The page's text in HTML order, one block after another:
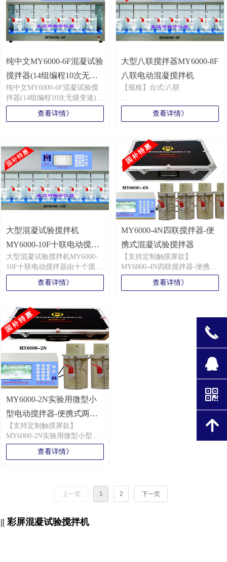
自如，全球通用
★、烧杯底座有冷光照明光
源，观察絮凝更方便
★、售后优，免费 质保三年
自动计算GT值等智能操作，深
受各界用户称赞。
计算等多功能均可轻松搞定，
同时具备智能语音提示。
MY6000-6G混凝实验用六联搅
拌器-实验室程控六联搅拌机装
小、综合计数准2、屏显大，高
清显示3、垂直升降，利于矾花
形成，4、一体化设计，移动方
便，5、一机双系统中英双界面
切换自如。
纯中文MY6000-6F混凝试验
搅拌器(14组编程10次无级
变速)
纯中文MY6000-6F混凝试验搅
拌器(14组编程10次无级变速)纯
中文系统操作简单，14种可设
程序无级变速 10次，步进电机
转/分转速设置，整机采用一体
化设计，外形整洁，美观。
查看详情》
大型八联搅拌器MY6000-8F
八联电动混凝搅拌机
【规格】台式/八联
【型号】MY6000-8F
【运行方式】同步运行
MY3000-8F八联电动搅拌机是
一款大型多联搅拌器，一次性
搅拌容量在8~16L,是根据用户
实际需求而研发，它在高性能
搅拌机中具有代表性，是一款
具备高生效率、高智能化、高
可靠性、高环保性的电动搅拌
机。
查看详情》
大型混凝试验搅拌机
MY6000-10F十联电动搅拌
器
大型混凝试验搅拌机MY6000-
10F十联电动搅拌器由十个搅拌
头+十个搅拌电机连接而成，搅
拌平稳，计数准，微控操作，
输入，工艺性能优异，让水处
理混凝实验得心应手。
主要参数：
规格：台式/十联
转速范围：10～ 1000转/分
速度梯度：10～ 1000秒 -1
时间范围：0～99 分59秒 x
10 ± 0.01秒
测温范围/℃：0 ～50 ± 0.1
可设程序数量：20种（每种自
动无级变速10次）
搅拌容量/L：10L
搅拌功率/W：120W
尺寸/CM：145*25*55
重量/Kg：48Kg
电压/V：0～220V ± 5%
查看详情》
MY6000-4N四联搅拌器-便
携式混凝试验搅拌器
【支持定制触摸屏款】
MY6000-4N四联搅拌器-便携式
混凝试验搅拌器是实验室常用
的一种小型电动搅拌器，由于
外使用，特配置了交/直流两用
电源接口，MY6000-4N四联搅
拌器-便携式混凝试验搅拌器同
时也具备多元化运行模式及综
合数值计算功能。被誉为户外
水处理混凝实验小能手。免费
配送搅拌杯、加药试管、便携
查看详情》
MY6000-2N实验用微型小
型电动搅拌器-便携式两联
搅拌机
【支持定制触摸屏款】
MY6000-2N实验用微型小型电
动搅拌器-便携式两联搅拌机主
机与搅拌休采用分散设计，具
两用电源接口提升了户外使用
的便捷性， MY6000-2N小型电
机采用微电脑控制 ，可编程和
储存25种程序，每种程序自动
查看详情》
上一页 1 2 下一页
|| 彩屏混凝试验搅拌机
끅
뀩
낃
녕